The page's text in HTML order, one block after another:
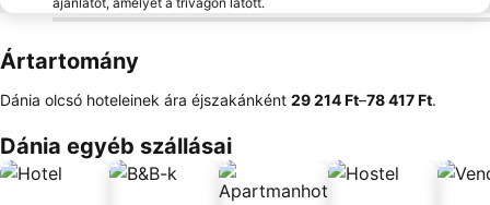
Ártartomány
Dánia olcsó hoteleinek ára éjszakánként ‎29 214 Ft–‎78 417 Ft.
Dánia egyéb szállásai